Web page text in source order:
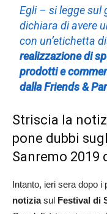
Egli – si legge sul
dichiara di avere
con un’etichetta
realizzazione di
prodotti e
dalla Friends &
Striscia la
pone dubbi
Sanremo 2019
Intanto, ieri sera dopo i
notiziasul Festival di